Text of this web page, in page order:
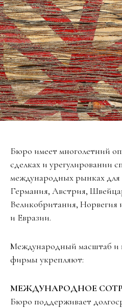
Бюро имеет многолетний
сделках и урегулировании
международных рынках
Германия, Австрия,
Великобритания,
и Евразии.
Международный масштаб и
фирмы укрепляют:
МЕЖДУНАРОДНОЕ
Бюро поддерживает